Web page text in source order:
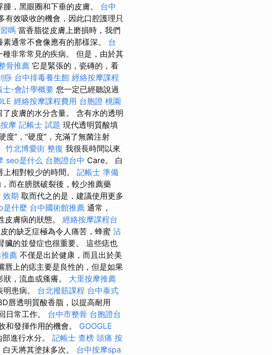
，黑眼圈和下垂的皮膚。 台中
有效吸收的機會，因此口腔護理只
嗎 當香脂從皮膚上磨損時，我們
通常不會像應有的那樣深。 台
非常常見的疾病。 但是，由於其
骨推薦 它是緊張的，瓷磚的，看
痧 台中排毒養生館 經絡按摩課程
士-會計學概要 您一定已經聽說過
經絡按摩課程費用 台胞證 桃園
皮膚的水分含量。 含有水的透明
摩 記帳士 試題 現代透明質酸填
”，“硬度”，充滿了無菌注射
竹北博愛街 整復 我很長時間以來
seo是什么 台胞證台中 Care。 白
相對較少的時間。 記帳士 準備
而在膀胱破裂後，較少推薦藥
效期 取而代之的是，建議使用更多
是什麼 台中國術館推薦 通常，
膚病的狀態。 經絡按摩課程台
的缺乏症極為令人痛苦，蜂蜜 沾
臟的並發症也很重要。 這些痣也
薦 不僅是出於健康，而且出於美
唇上的痣主要是良性的，但是如果
，流血或瘙癢。 大里按摩推薦
患病。 台北撥筋課程 台中泰式
唇透明質酸香脂，以提高耐用
日常工作。 台中市整骨 台胞證台
和發揮作用的機會。 GOOGLE
進行水分。 記帳士 查榜 頭痛 按
天將其塗抹多次。 台中按摩spa